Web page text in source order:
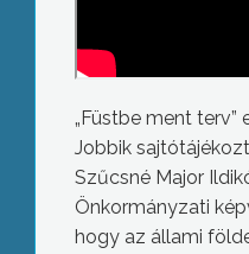
„Füstbe ment terv”
Jobbik
Szűcsné Major
Önkormányzati
hogy az állami